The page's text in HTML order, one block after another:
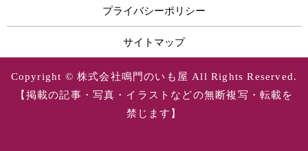
プライバシーポリシー
サイトマップ
Copyright © 株式会社鳴門のいも屋 All Rights Reserved.
【掲載の記事・写真・イラストなどの無断複写・転載を
禁じます】